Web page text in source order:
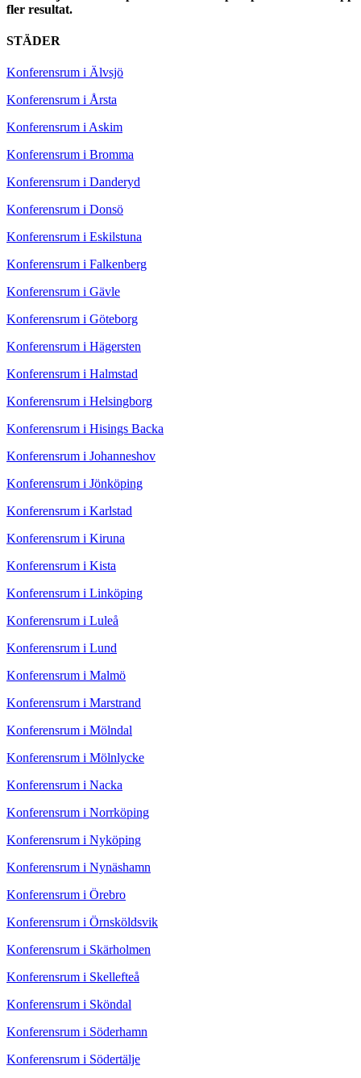
fler resultat.
STÄDER
Konferensrum i Älvsjö
Konferensrum i Årsta
Konferensrum i Askim
Konferensrum i Bromma
Konferensrum i Danderyd
Konferensrum i Donsö
Konferensrum i Eskilstuna
Konferensrum i Falkenberg
Konferensrum i Gävle
Konferensrum i Göteborg
Konferensrum i Hägersten
Konferensrum i Halmstad
Konferensrum i Helsingborg
Konferensrum i Hisings Backa
Konferensrum i Johanneshov
Konferensrum i Jönköping
Konferensrum i Karlstad
Konferensrum i Kiruna
Konferensrum i Kista
Konferensrum i Linköping
Konferensrum i Luleå
Konferensrum i Lund
Konferensrum i Malmö
Konferensrum i Marstrand
Konferensrum i Mölndal
Konferensrum i Mölnlycke
Konferensrum i Nacka
Konferensrum i Norrköping
Konferensrum i Nyköping
Konferensrum i Nynäshamn
Konferensrum i Örebro
Konferensrum i Örnsköldsvik
Konferensrum i Skärholmen
Konferensrum i Skellefteå
Konferensrum i Sköndal
Konferensrum i Söderhamn
Konferensrum i Södertälje